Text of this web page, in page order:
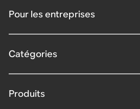
Pour les entreprises
Catégories
Produits